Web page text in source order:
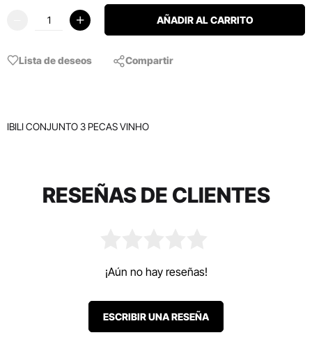
AÑADIR AL CARRITO
Lista de deseos Compartir
IBILI CONJUNTO 3 PECAS VINHO
RESEÑAS DE CLIENTES
¡Aún no hay reseñas!
ESCRIBIR UNA RESEÑA